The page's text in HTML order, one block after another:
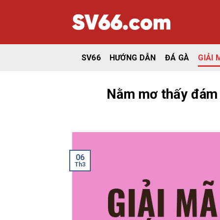
dung
SV66
HƯỚNG DẪN ĐÁ GÀ GIẢI
Nằm mơ thấy
06
Th3